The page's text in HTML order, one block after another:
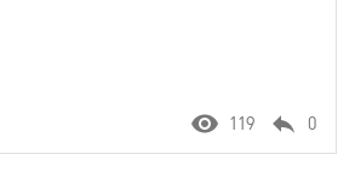
119 0